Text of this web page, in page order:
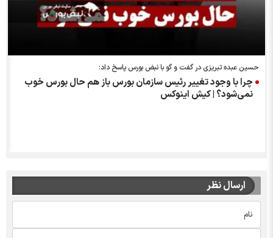
حسین عبده تبریزی در گفت و گو با نبض بورس پاسخ داد:
چرا با وجود تغییر رئیس سازمان بورس باز هم حال بورس خوب
نمی‌شود؟ | کیش اینوکس
ارسال نظر